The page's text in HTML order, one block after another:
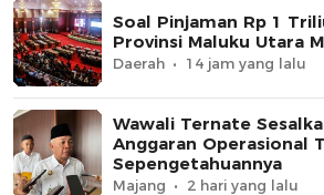
Soal Pinjaman Rp 1
Provinsi Maluku Utara
Daerah 14 jam yang lalu
Wawali Ternate
Anggaran Operasional
Sepengetahuannya
Majang 2 hari yang lalu